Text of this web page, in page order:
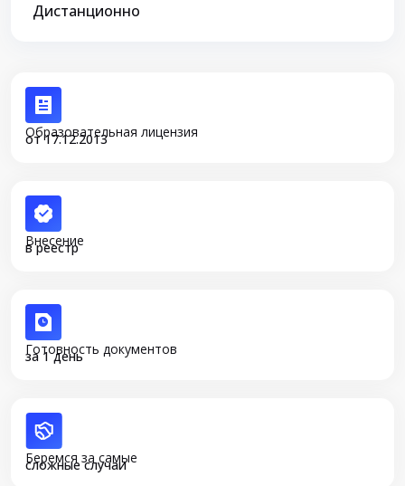
Дистанционно
Образовательная лицензия
от 17.12.2013
Внесение
в реестр
Готовность документов
за 1 день
Беремся за самые
сложные случаи